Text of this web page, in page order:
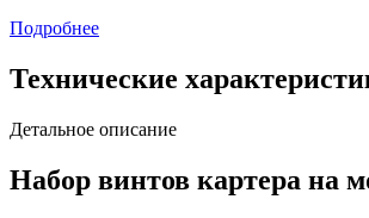
Подробнее
Технические
Детальное описание
Набор винтов картера на